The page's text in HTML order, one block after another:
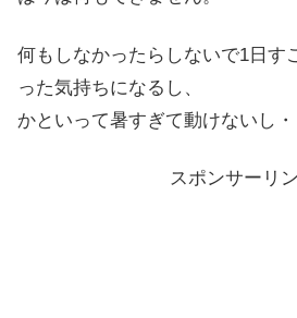
何もしなかったらしないで1日す
った気持ちになるし、
かといって暑すぎて動けないし・
スポンサーリ